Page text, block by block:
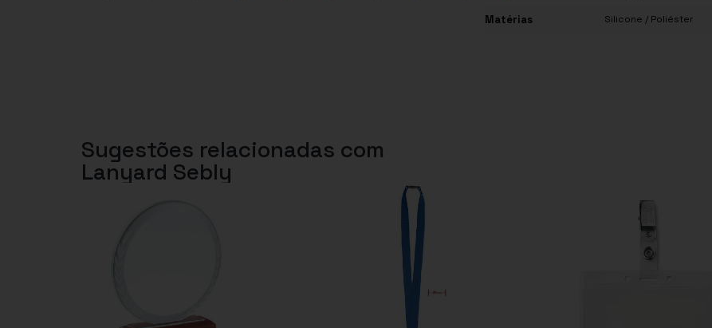
Matérias Silicone / Poliéster
Sugestões relacionadas com
Lanyard Sebly